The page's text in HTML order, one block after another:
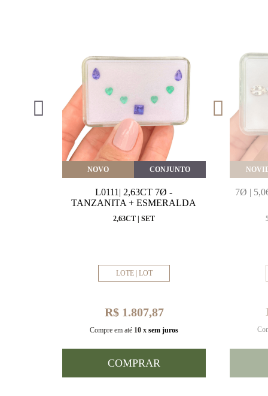
NOVO CONJUNTO
L0111| 2,63CT 7Ø -
TANZANITA + ESMERALDA
2,63CT | SET
LOTE | LOT
R$ 1.807,87
Compre em até 10 x sem juros
COMPRAR
7Ø |